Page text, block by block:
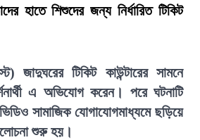
হাতে শিশুদের জন্য নির্ধারিত টিকিট
জাদুঘরের টিকিট কাউন্টারের সামনে
এ অভিযোগ করেন। পরে ঘটনাটি
সামাজিক যোগাযোগমাধ্যমে ছড়িয়ে
শুরু হয়।